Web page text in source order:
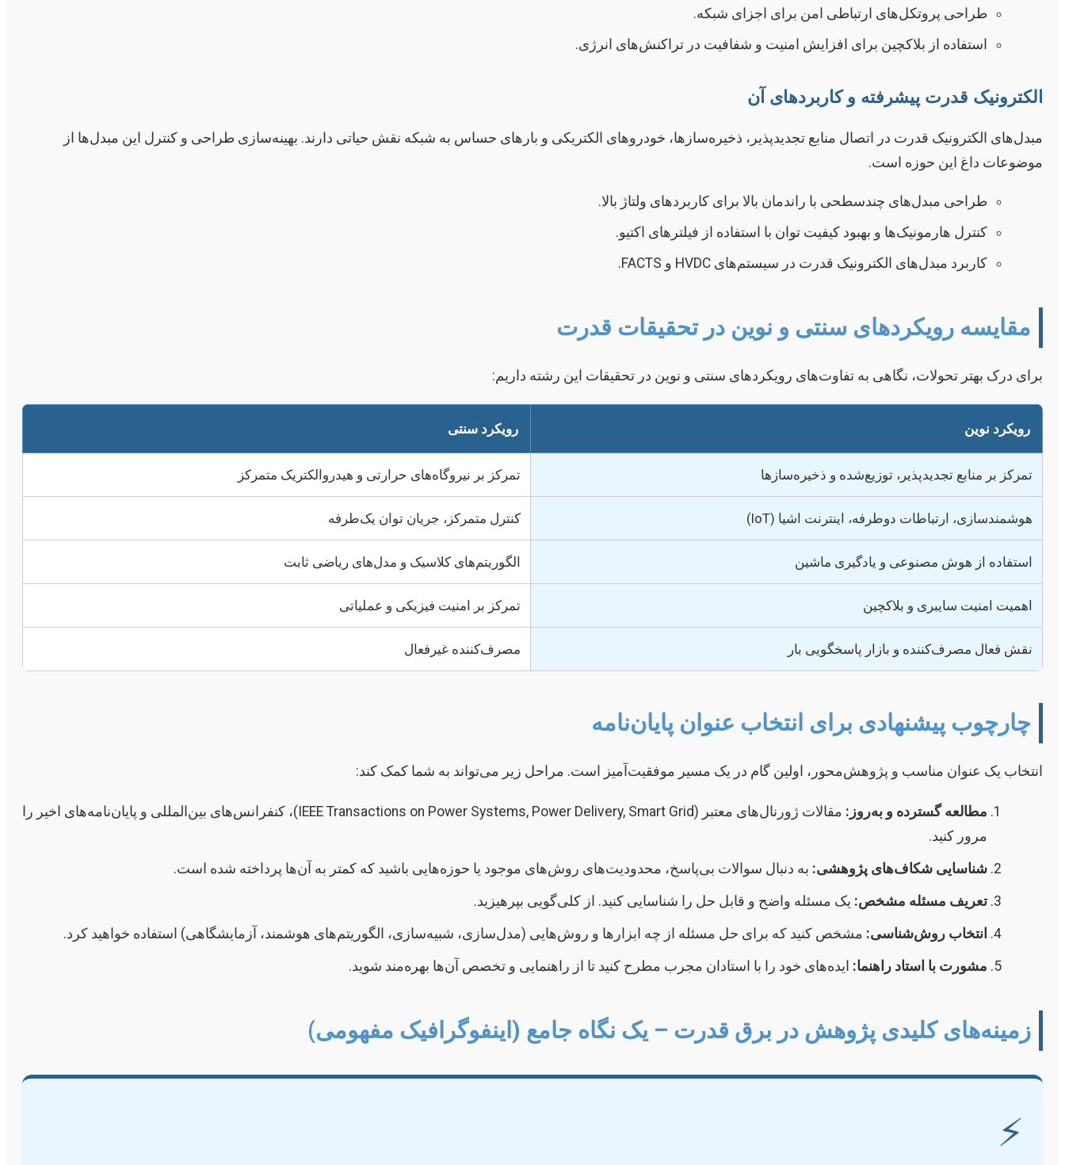
طراحی پروتکل‌های ارتباطی امن برای اجزای شبکه.
استفاده از بلاکچین برای افزایش امنیت و شفافیت در تراکنش‌های انرژی.
الکترونیک قدرت پیشرفته و کاربردهای آن
مبدل‌های الکترونیک قدرت در اتصال منابع تجدیدپذیر، ذخیره‌سازها، خودروهای الکتریکی و بارهای حساس به شبکه نقش حیاتی دارند. بهینه‌سازی طراحی و کنترل این مبدل‌ها از
موضوعات داغ این حوزه است.
طراحی مبدل‌های چندسطحی با راندمان بالا برای کاربردهای ولتاژ بالا.
کنترل هارمونیک‌ها و بهبود کیفیت توان با استفاده از فیلترهای اکتیو.
کاربرد مبدل‌های الکترونیک قدرت در سیستم‌های HVDC و FACTS.
مقایسه رویکردهای سنتی و نوین در تحقیقات قدرت
برای درک بهتر تحولات، نگاهی به تفاوت‌های رویکردهای سنتی و نوین در تحقیقات این رشته داریم:
رویکرد نوین رویکرد سنتی
تمرکز بر منابع تجدیدپذیر، توزیع‌شده و ذخیره‌سازها تمرکز بر نیروگاه‌های حرارتی و هیدروالکتریک متمرکز
هوشمندسازی، ارتباطات دوطرفه، اینترنت اشیا (IoT) کنترل متمرکز، جریان توان یک‌طرفه
استفاده از هوش مصنوعی و یادگیری ماشین الگوریتم‌های کلاسیک و مدل‌های ریاضی ثابت
اهمیت امنیت سایبری و بلاکچین تمرکز بر امنیت فیزیکی و عملیاتی
نقش فعال مصرف‌کننده و بازار پاسخگویی بار مصرف‌کننده غیرفعال
چارچوب پیشنهادی برای انتخاب عنوان پایان‌نامه
انتخاب یک عنوان مناسب و پژوهش‌محور، اولین گام در یک مسیر موفقیت‌آمیز است. مراحل زیر می‌تواند به شما کمک کند:
مطالعه گسترده و به‌روز:
مقالات ژورنال‌های معتبر (IEEE Transactions on Power Systems, Power Delivery, Smart Grid)، کنفرانس‌های بین‌المللی و پایان‌نامه‌های اخیر را
مرور کنید.
شناسایی شکاف‌های پژوهشی: به دنبال سوالات بی‌پاسخ، محدودیت‌های روش‌های موجود یا حوزه‌هایی باشید که کمتر به آن‌ها پرداخته شده است.
تعریف مسئله مشخص: یک مسئله واضح و قابل حل را شناسایی کنید. از کلی‌گویی بپرهیزید.
انتخاب روش‌شناسی: مشخص کنید که برای حل مسئله از چه ابزارها و روش‌هایی (مدل‌سازی، شبیه‌سازی، الگوریتم‌های هوشمند، آزمایشگاهی) استفاده خواهید کرد.
مشورت با استاد راهنما: ایده‌های خود را با استادان مجرب مطرح کنید تا از راهنمایی و تخصص آن‌ها بهره‌مند شوید.
زمینه‌های کلیدی پژوهش در برق قدرت – یک نگاه جامع (اینفوگرافیک مفهومی)
⚡